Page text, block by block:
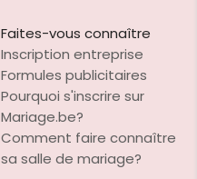
Faites-vous connaître
Inscription entreprise
Formules publicitaires
Pourquoi s'inscrire sur
Mariage.be?
Comment faire connaître
sa salle de mariage?